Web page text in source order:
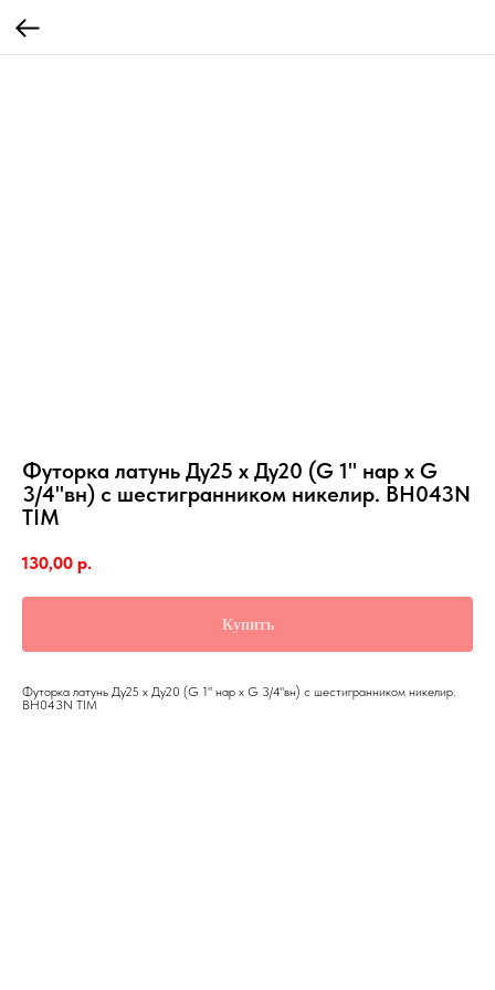
Футорка латунь Ду25 х Ду20 (G 1" нар х G
3/4"вн) с шестигранником никелир. BH043N
TIM
130,00 р.
Купить
Футорка латунь Ду25 х Ду20 (G 1" нар х G 3/4"вн) с шестигранником никелир.
BH043N TIM